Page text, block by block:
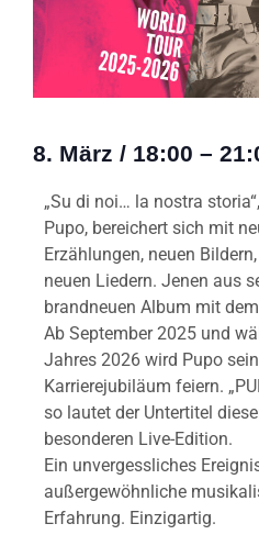
8. März / 18:00 –
„Su di noi… la nostra
Pupo, bereichert sich mit
Erzählungen, neuen
neuen Liedern. Jenen aus
brandneuen Album mit dem
Ab September 2025 und
Jahres 2026 wird Pupo
Karrierejubiläum feiern.
so lautet der Untertitel
besonderen Live-Edition.
Ein unvergessliches
außergewöhnliche
Erfahrung. Einzigartig.